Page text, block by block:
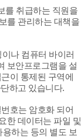
를 취급하는 직원을
를 관리하는 대책을
나 컴퓨터 바이러
보안프로그램을 설
이 통제된 구역에
하고 있습니다.
호는 암호화 되어
한 데이터는 파일 및
하는 등의 별도 보